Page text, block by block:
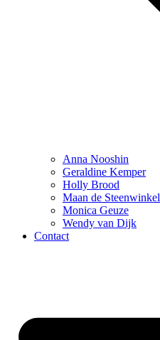
Anna Nooshin
Geraldine Kemper
Holly Brood
Maan de Steenwinkel
Monica Geuze
Wendy van Dijk
Contact